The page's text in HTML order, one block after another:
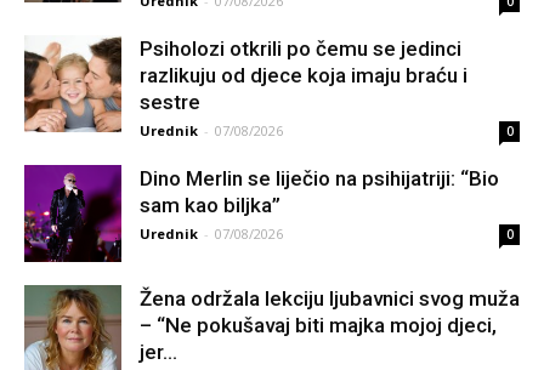
Psiholozi otkrili po čemu se jedinci
razlikuju od djece koja imaju braću i
sestre
Urednik - 07/08/2026 0
Dino Merlin se liječio na psihijatriji: “Bio
sam kao biljka”
Urednik - 07/08/2026 0
Žena održala lekciju ljubavnici svog muža
– “Ne pokušavaj biti majka mojoj djeci,
jer...